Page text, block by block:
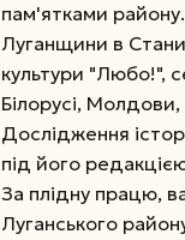
пам'ятками
Луганщини в
культури "Любо!",
Білорусі,
Дослідження
під його
За плідну працю,
Луганського